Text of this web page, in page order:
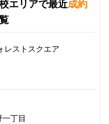
エリアで最近成約
レストスクエア
丁目